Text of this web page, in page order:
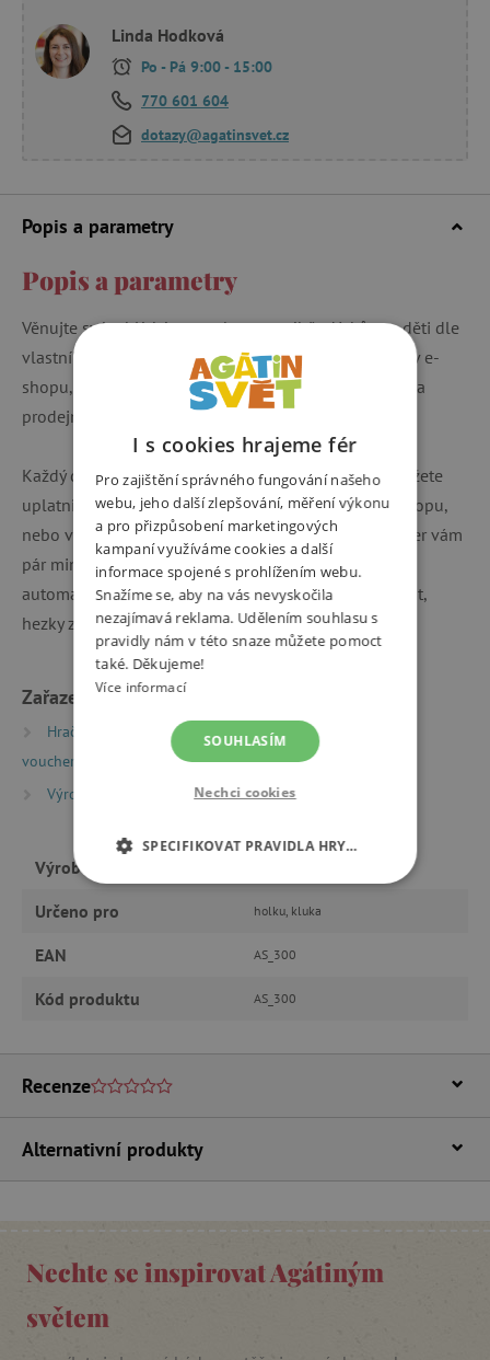
Linda Hodková
Po - Pá 9:00 - 15:00
770 601 604
dotazy@agatinsvet.cz
Popis a parametry
Popis a parametry
Věnujte svým blízkým voucher pro výběr dárků pro děti dle
vlastního výběru. Poukaz lze uplatnit jak při nákupu v e-
shopu, tak v kamenných prodejnách (nelze uplatnit na
prodejně Pikito,
Praha 10 - Štěrboholy (Retail park)
Každý dárkový kupon má svůj unikátní kód, který můžete
uplatnit jako jednorázovou slevu při nákupu na e-shopu,
nebo ve všech našich kamenných prodejnách. Voucher vám
pár minut po vyplnění a zaplacení on-line přijde
automaticky do mailu. Pak už stačí si jej jen vytisknout,
hezky zabalit a předat obdarovanému.
Zařazeno v kategoriích
Hračky dle typu Dílničky a semináře
vouchery a vstupenky
Dárkové vouchery
Výrobci
Agátin svět
Výrobce
Určeno pro holku, kluka
EAN AS_300
Kód produktu AS_300
Recenze
Alternativní produkty
Nechte se inspirovat Agátiným
světem
I s cookies hrajeme fér
Pro zajištění správného fungování našeho
webu, jeho další zlepšování, měření výkonu
a pro přizpůsobení marketingových
kampaní využíváme cookies a další
informace spojené s prohlížením webu.
Snažíme se, aby na vás nevyskočila
nezajímavá reklama. Udělením souhlasu s
pravidly nám v této snaze můžete pomoct
také. Děkujeme!
Více informací
SOUHLASÍM
Nechci cookies
SPECIFIKOVAT PRAVIDLA HRY…
MARKETINGOVÉ COOKIES
Nezbytně nutné cookies
Analytické cookies
Marketingové cookies
základní funkce webových stránek, jako je
přihlášení uživatele a správa účtu. Webové
cookie správně používat.
Provider